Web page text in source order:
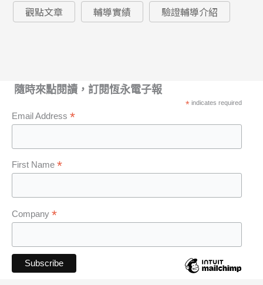
觀點文章
輔導實績 驗證輔導介紹
隨時來點閱讀，訂閱恆永電子報
*indicates required
Email Address *
First Name *
Company *